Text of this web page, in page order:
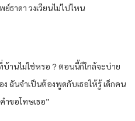
าดา วงเวียนไม่ไปไหน
านไม่ใช่หรอ？ตอนนี้ก็ใกล้จะบ่าย
ฉันจำเป็นต้องพูดกับเธอให้รู้ เด็กคน
ำขอโทษเธอ”